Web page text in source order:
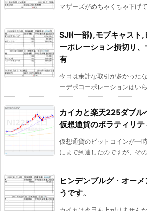
マザーズがめちゃくちゃ下げ
SJI(一部),モブキャスト,
ーポレーション損切り
有
今日は余計な取引が多かった
ーデポコーポレーションはい
カイカと楽天225ダブル
仮想通貨のボラティリテ
仮想通貨のビットコインが一
にまで到達したのですが、そ
ヒンデンブルグ・オー
うです。